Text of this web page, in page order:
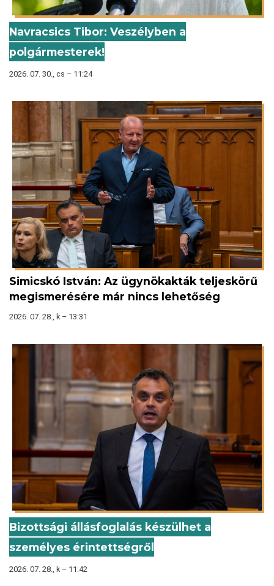
Navracsics Tibor: Veszélyben a
polgármesterek!
2026. 07. 30., cs – 11:24
Simicskó István: Az ügynökakták teljeskörű
megismerésére már nincs lehetőség
2026. 07. 28., k – 13:31
Bizottsági állásfoglalás készülhet a
személyes érintettségről
2026. 07. 28., k – 11:42